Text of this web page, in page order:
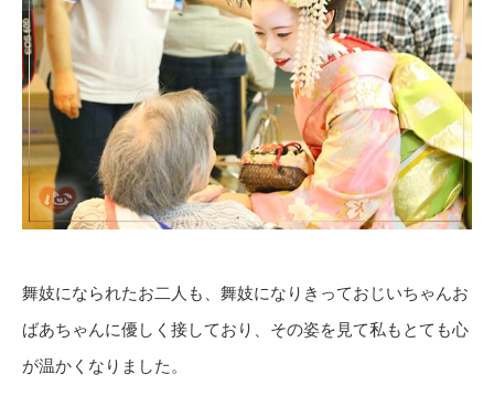
舞妓になられたお二人も、舞妓になりきっておじいちゃんお
ばあちゃんに優しく接しており、その姿を見て私もとても心
が温かくなりました。